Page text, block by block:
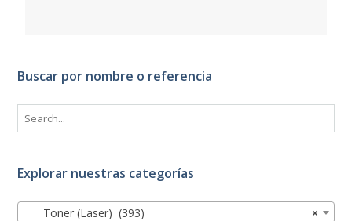
Buscar por nombre o referencia
Explorar nuestras categorías
×
Toner (Laser) (393)